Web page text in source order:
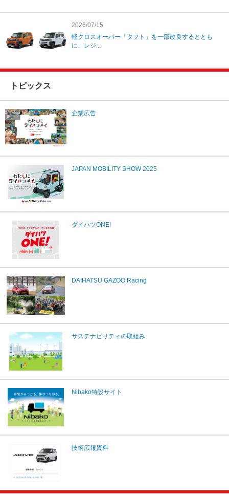
2026/07/15
軽クロスオーバー「タフト」を一部改良するととも
に、レジ...
トピックス
企業広告
JAPAN MOBILITY SHOW 2025
ダイハツONE!
DAIHATSU GAZOO Racing
サステナビリティの取組み
Nibako特設サイト
技術広報資料